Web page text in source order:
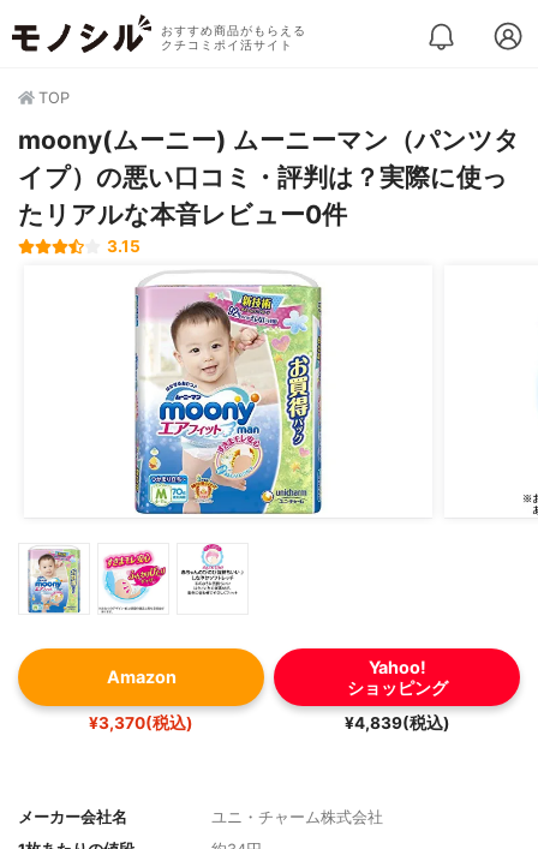
おすすめ商品がもらえる
クチコミポイ活サイト
TOP
moony(ムーニー) ムーニーマン（パンツタ
イプ）の悪い口コミ・評判は？実際に使っ
たリアルな本音レビュー0件
3.15
Amazon
¥3,370(税込)
Yahoo!
ショッピング
¥4,839(税込)
メーカー会社名
ユニ・チャーム株式会社